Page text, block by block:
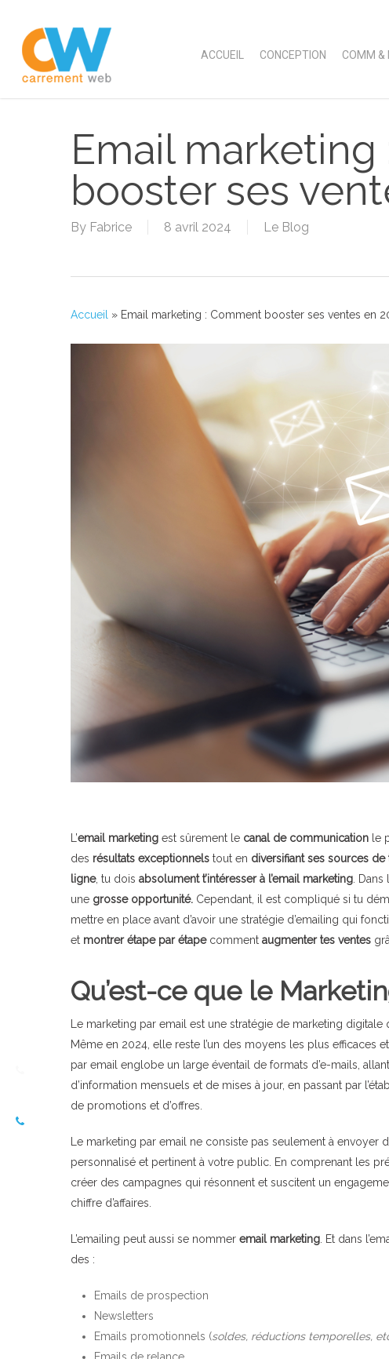
main
content
ACCUEIL CONCEPTION COMM &
Email
booster ses
By Fabrice 8 avril 2024 Le Blog
Accueil » Email marketing : Comment booster ses ventes en
L’email marketing est sûrement le canal de communication le
des résultats exceptionnels tout en diversifiant ses sources de
ligne, tu dois absolument t’intéresser à l’email marketing. Dans
une grosse opportunité. Cependant, il est compliqué si tu
mettre en place avant d’avoir une stratégie d’emailing qui
et montrer étape par étape comment augmenter tes ventes
Qu’est-ce que le
Le marketing par email est une stratégie de marketing
Même en 2024, elle reste l’un des moyens les plus
par email englobe un large éventail de formats d’e-mails,
d’information mensuels et de mises à jour, en passant par
de promotions et d’offres.
Le marketing par email ne consiste pas seulement à envoyer
personnalisé et pertinent à votre public. En comprenant les
créer des campagnes qui résonnent et suscitent un
chiffre d’affaires.
L’emailing peut aussi se nommer email marketing. Et dans
des :
Emails de prospection
Newsletters
Emails promotionnels (soldes, réductions temporelles,